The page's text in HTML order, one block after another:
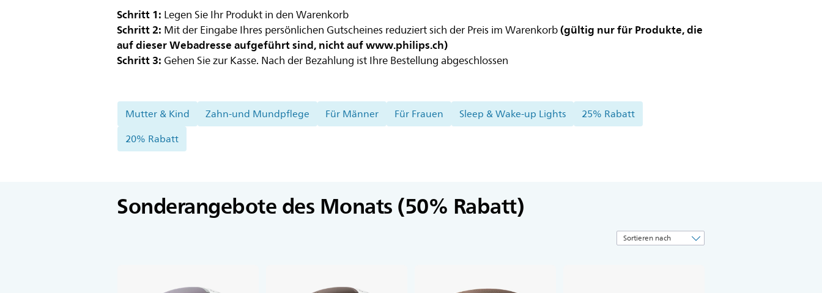
Schritt 1: Legen Sie Ihr Produkt in den Warenkorb
Schritt 2: Mit der Eingabe Ihres persönlichen Gutscheines reduziert sich der Preis im Warenkorb(gültig nur für Produkte, die
auf dieser Webadresse aufgeführt sind, nicht auf www.philips.ch)
Schritt 3: Gehen Sie zur Kasse. Nach der Bezahlung ist Ihre Bestellung abgeschlossen
Mutter & Kind Zahn-und Mundpflege Für Männer Für Frauen Sleep & Wake-up Lights
25% Rabatt
20% Rabatt
Sonderangebote des Monats (50% Rabatt)